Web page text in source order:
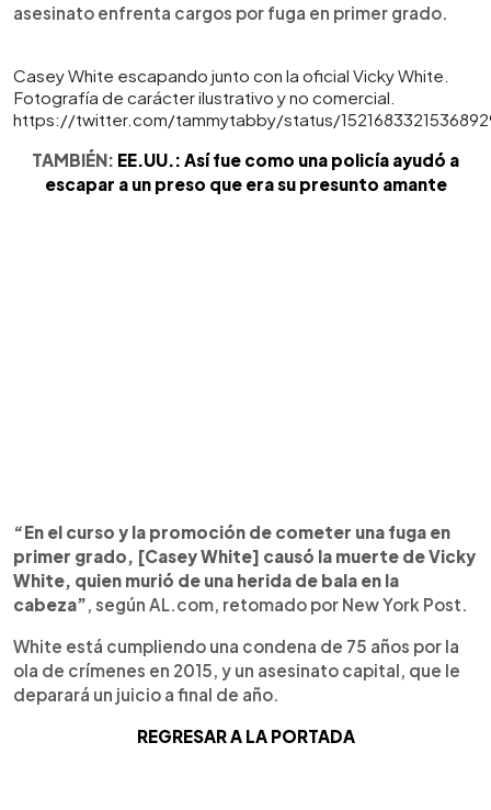
asesinato enfrenta cargos por fuga en primer grado.
Casey White escapando junto con la oficial Vicky White.
Fotografía de carácter ilustrativo y no comercial.
https://twitter.com/tammytabby/status/
TAMBIÉN: EE.UU.: Así fue como una policía ayudó a
escapar a un preso que era su presunto amante
“En el curso y la promoción de cometer una fuga en
primer grado, [Casey White] causó la muerte de Vicky
White, quien murió de una herida de bala en la
cabeza”, según AL.com, retomado por New York Post.
White está cumpliendo una condena de 75 años por la
ola de crímenes en 2015, y un asesinato capital, que le
deparará un juicio a final de año.
REGRESAR A LA PORTADA